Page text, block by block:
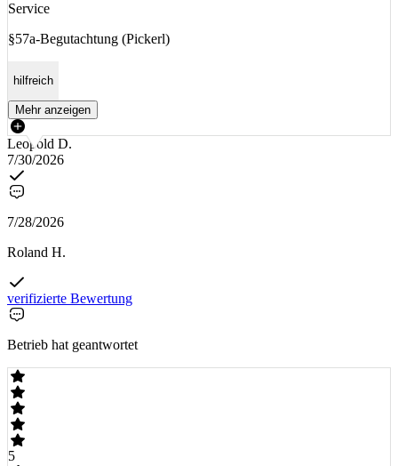
Service
§57a-Begutachtung (Pickerl)
hilfreich
Mehr anzeigen
Leopold D.
7/30/2026
7/28/2026
Roland H.
verifizierte Bewertung
Betrieb hat geantwortet
5